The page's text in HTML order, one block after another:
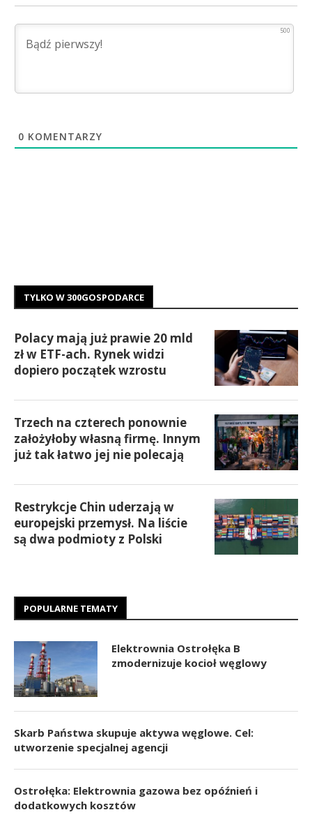
500
0 KOMENTARZY
TYLKO W 300GOSPODARCE
Polacy mają już prawie 20 mld
zł w ETF-ach. Rynek widzi
dopiero początek wzrostu
Trzech na czterech ponownie
założyłoby własną firmę. Innym
już tak łatwo jej nie polecają
Restrykcje Chin uderzają w
europejski przemysł. Na liście
są dwa podmioty z Polski
POPULARNE TEMATY
Elektrownia Ostrołęka B
zmodernizuje kocioł węglowy
Skarb Państwa skupuje aktywa węglowe. Cel:
utworzenie specjalnej agencji
Ostrołęka: Elektrownia gazowa bez opóźnień i
dodatkowych kosztów